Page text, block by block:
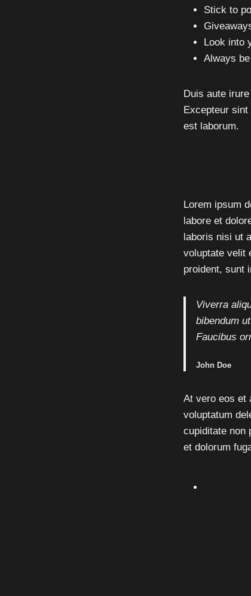
Stick to
Look into
Always
Duis aute
Excepteur
est laborum.
Lorem ipsum
labore et
laboris nisi ut
voluptate velit
proident, sunt
Viverra
bibendum
Faucibus
John Doe
At vero eos et
voluptatum
cupiditate non
et dolorum